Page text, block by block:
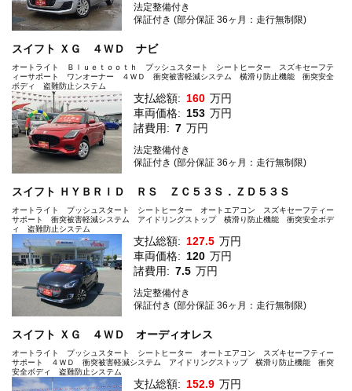
法定整備付き
保証付き (部分保証 36ヶ月：走行無制限)
スイフト ＸＧ ４ＷＤ ナビ
オートライト Ｂｌｕｅｔｏｏｔｈ プッシュスタート シートヒーター スズキセーフテ
ィーサポート ワンオーナー ４ＷＤ 衝突被害軽減システム 横滑り防止機能 衝突安全
ボディ 盗難防止システム
支払総額: 160 万円
車両価格: 153 万円
諸費用: 7 万円
法定整備付き
保証付き (部分保証 36ヶ月：走行無制限)
スイフト ＨＹＢＲＩＤ ＲＳ ＺＣ５３Ｓ．ＺＤ５３Ｓ
オートライト プッシュスタート シートヒーター オートエアコン スズキセーフティー
サポート 衝突被害軽減システム アイドリングストップ 横滑り防止機能 衝突安全ボデ
ィ 盗難防止システム
支払総額: 127.5 万円
車両価格: 120 万円
諸費用: 7.5 万円
法定整備付き
保証付き (部分保証 36ヶ月：走行無制限)
スイフト ＸＧ ４ＷＤ オーディオレス
オートライト プッシュスタート シートヒーター オートエアコン スズキセーフティー
サポート ４ＷＤ 衝突被害軽減システム アイドリングストップ 横滑り防止機能 衝突
安全ボディ 盗難防止システム
支払総額: 152.9 万円